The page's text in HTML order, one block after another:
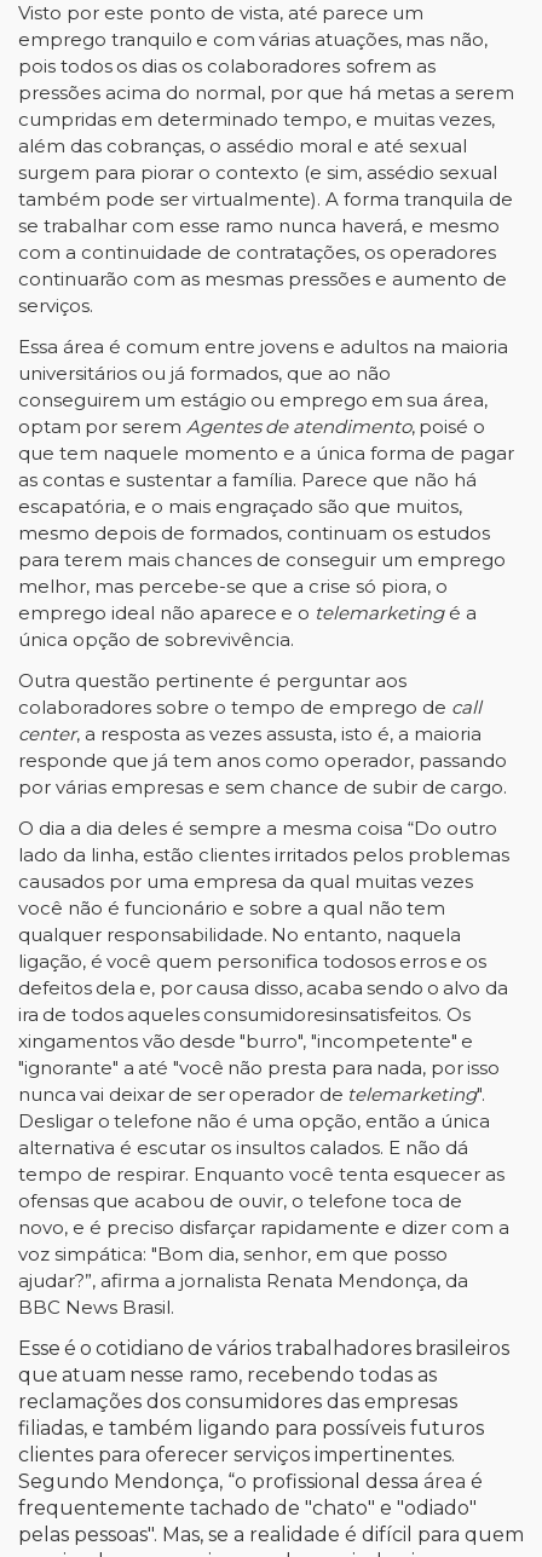
Visto por este ponto de vista, até parece um
emprego tranquilo e com várias atuações, mas não,
pois todos os dias os colaboradores sofrem as
pressões acima do normal, por que há metas a serem
cumpridas em determinado tempo, e muitas vezes,
além das cobranças, o assédio moral e até sexual
surgem para piorar o contexto (e sim, assédio sexual
também pode ser virtualmente). A forma tranquila de
se trabalhar com esse ramo nunca haverá, e mesmo
com a continuidade de contratações, os operadores
continuarão com as mesmas pressões e aumento de
serviços.
Essa área é comum entre jovens e adultos na maioria
universitários ou já formados, que ao não
conseguirem um estágio ou emprego em sua área,
optam por serem Agentes de atendimento, poisé o
que tem naquele momento e a única forma de pagar
as contas e sustentar a família. Parece que não há
escapatória, e o mais engraçado são que muitos,
mesmo depois de formados, continuam os estudos
para terem mais chances de conseguir um emprego
melhor, mas percebe-se que a crise só piora, o
emprego ideal não aparece e o telemarketing é a
única opção de sobrevivência.
Outra questão pertinente é perguntar aos
colaboradores sobre o tempo de emprego de call
center, a resposta as vezes assusta, isto é, a maioria
responde que já tem anos como operador, passando
por várias empresas e sem chance de subir de cargo.
O dia a dia deles é sempre a mesma coisa “Do outro
lado da linha, estão clientes irritados pelos problemas
causados por uma empresa da qual muitas vezes
você não é funcionário e sobre a qual não tem
qualquer responsabilidade. No entanto, naquela
ligação, é você quem personifica todosos erros e os
defeitos dela e, por causa disso, acaba sendo o alvo da
ira de todos aqueles consumidoresinsatisfeitos. Os
xingamentos vão desde "burro", "incompetente" e
"ignorante" a até "você não presta para nada, porisso
nunca vai deixar de ser operador de telemarketing".
Desligar o telefone não é uma opção, então a única
alternativa é escutar os insultos calados. E não dá
tempo de respirar. Enquanto você tenta esquecer as
ofensas que acabou de ouvir, o telefone toca de
novo, e é preciso disfarçar rapidamente e dizer com a
voz simpática: "Bom dia, senhor, em que posso
ajudar?”, afirma a jornalista Renata Mendonça, da
BBC News Brasil.
Esse é o cotidiano de vários trabalhadores brasileiros
que atuam nesse ramo, recebendo todas as
reclamações dos consumidores das empresas
filiadas, e também ligando para possíveis futuros
clientes para oferecer serviços impertinentes.
Segundo Mendonça, “o profissional dessa área é
frequentemente tachado de "chato" e "odiado"
pelas pessoas". Mas, se a realidade é difícil para quem